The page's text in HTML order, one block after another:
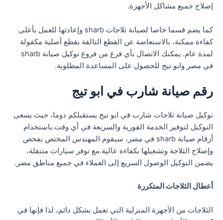
إصلاح جميع مشاكل الأجهزة.
كما يضم قسما خاصا لصيانة ثلاجات sharb وإعادتها للعمل بأعلى
كفاءة ممكنة، بالاستعاضة عن القطع التالفة بقطع أصلية مكفولة
لمدة عام. يمكنك الاتصال بأي فرع من فروع توكيل صيانة sharb
في مصر وابو تيج للحصول على المساعدة المطلوبة.
رقم صيانة شارب في ابو تيج
توكيل صيانة ثلاجات شارب في ابو تيج يستقبلكم دوما، حيث يسعى
التوكيل لتوفير الخدمة الفورية والسريعة في أي وقت.باستخدام
أرقام صيانة sharb في مصر، سيقوم المهندس المختص بفحص
وإصلاح الثلاجة وتشغيلها بكفاءة عالية.مع توفر سيارات متنقلة،
يضمن التوكيل الوصول السريع إلى العملاء في جميع مناطق مصر.
أعطال الثلاجات المتكررة
الثلاجات من الأجهزة المنزلية التي تعمل بشكل دائم، لذا فإنها في